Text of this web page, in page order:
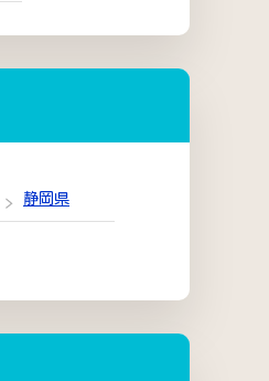
静岡県